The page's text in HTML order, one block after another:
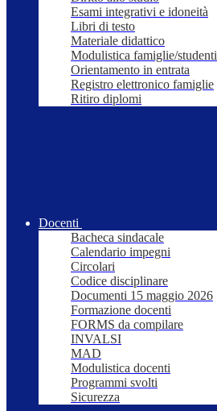
Esami integrativi e idoneità
Libri di testo
Materiale didattico
Modulistica famiglie/studenti
Orientamento in entrata
Registro elettronico famiglie
Ritiro diplomi
Docenti
Bacheca sindacale
Calendario impegni
Circolari
Codice disciplinare
Documenti 15 maggio 2026
Formazione docenti
FORMS da compilare
INVALSI
MAD
Modulistica docenti
Programmi svolti
Sicurezza